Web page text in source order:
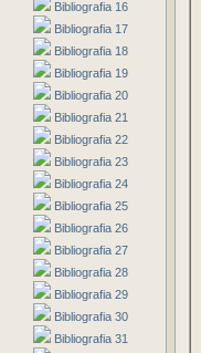
Bibliografia 16
Bibliografia 17
Bibliografia 18
Bibliografia 19
Bibliografia 20
Bibliografia 21
Bibliografia 22
Bibliografia 23
Bibliografia 24
Bibliografia 25
Bibliografia 26
Bibliografia 27
Bibliografia 28
Bibliografia 29
Bibliografia 30
Bibliografia 31